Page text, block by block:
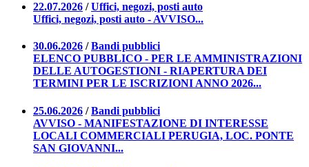
22.07.2026 /Uffici, negozi, posti auto
Uffici, negozi, posti auto - AVVISO...
30.06.2026 /Bandi pubblici
ELENCO PUBBLICO - PER LE AMMINISTRAZIONI
DELLE AUTOGESTIONI - RIAPERTURA DEI
TERMINI PER LE ISCRIZIONI ANNO 2026...
25.06.2026 /Bandi pubblici
AVVISO - MANIFESTAZIONE DI INTERESSE
LOCALI COMMERCIALI PERUGIA, LOC. PONTE
SAN GIOVANNI...